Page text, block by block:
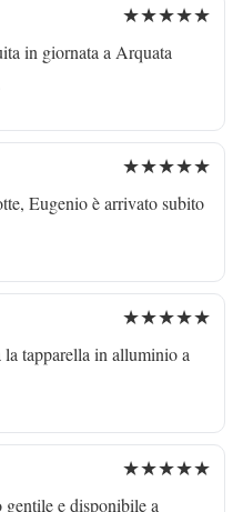
★★★★★
in giornata a Arquata
★★★★★
Eugenio è arrivato subito
★★★★★
tapparella in alluminio a
★★★★★
e disponibile a